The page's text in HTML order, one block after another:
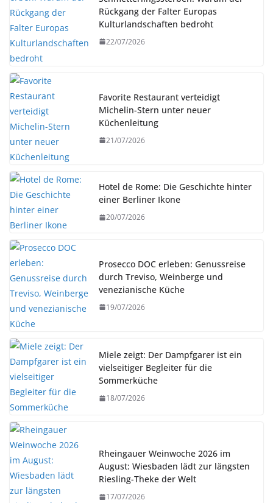
Rückgang der Falter Europas
Kulturlandschaften bedroht
22/07/2026
Favorite Restaurant verteidigt
Michelin-Stern unter neuer
Küchenleitung
21/07/2026
Hotel de Rome: Die Geschichte hinter
einer Berliner Ikone
20/07/2026
Prosecco DOC erleben: Genussreise
durch Treviso, Weinberge und
venezianische Küche
19/07/2026
Miele zeigt: Der Dampfgarer ist ein
vielseitiger Begleiter für die
Sommerküche
18/07/2026
Rheingauer Weinwoche 2026 im
August: Wiesbaden lädt zur längsten
Riesling-Theke der Welt
17/07/2026